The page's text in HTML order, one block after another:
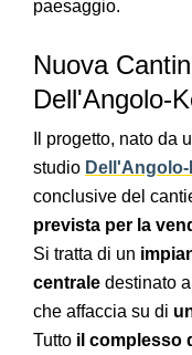
paesaggio.
Nuova
Dell'Angolo-
Il progetto, nato da
studio
conclusive del
prevista per la
Si tratta di un
centrale destinato
che affaccia su di
Tutto il complesso